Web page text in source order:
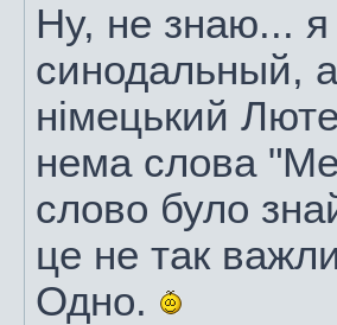
Ну, не знаю...
синодальный,
німецький
нема слова
слово було
це не так
Одно.